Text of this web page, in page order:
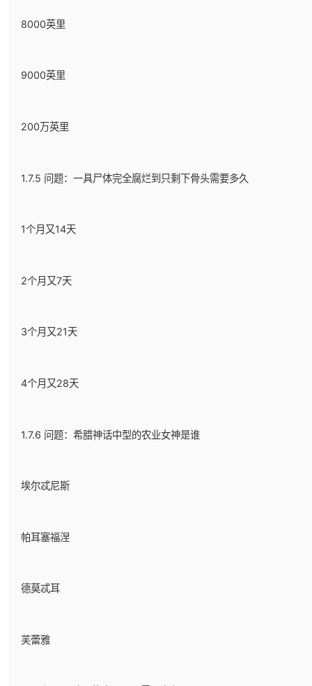
8000英里
9000英里
200万英里
1.7.5 问题：一具尸体完全腐烂到只剩下骨头需要多久
1个月又14天
2个月又7天
3个月又21天
4个月又28天
1.7.6 问题：希腊神话中型的农业女神是谁
埃尔忒尼斯
帕耳塞福涅
德莫忒耳
芙蕾雅